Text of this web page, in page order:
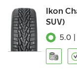
Ikon
SUV)
5.0